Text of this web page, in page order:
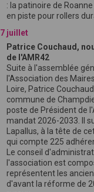
: la patinoire de
en piste pour rollers
7 juillet
Patrice Couchaud,
de l'AMR42
Suite à l'assemblée
l'Association des
Loire, Patrice
commune de
poste de Président de
mandat 2026-2033. Il
Lapallus, à la tête de
qui compte 225
Le conseil
l'association est
représentent les
d'avant la réforme de